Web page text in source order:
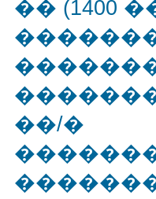
�� (1400
��/�